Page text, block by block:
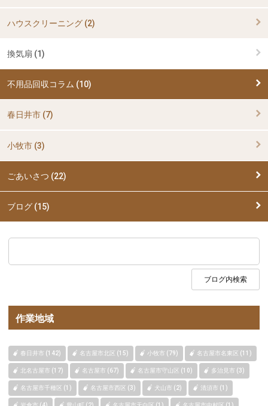
ハウスクリーニング (2)
換気扇 (1)
不用品回収コラム (10)
春日井市 (7)
小牧市 (3)
ごあいさつ (22)
ブログ (15)
作業地域
春日井市 (142) 名古屋市北区 (15) 小牧市 (79) 名古屋市名東区 (11)
北名古屋市 (17) 名古屋市 (67) 名古屋市守山区 (10) 多治見市 (3)
名古屋市千種区 (1) 名古屋市西区 (3) 犬山市 (2) 清須市 (1)